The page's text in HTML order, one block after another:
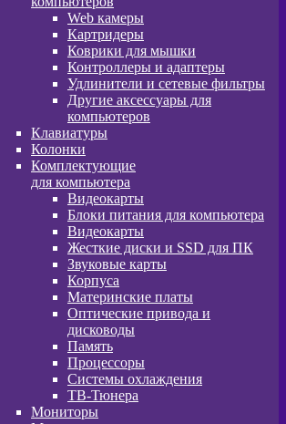
Web камеры
Картридеры
Коврики для мышки
Контроллеры и адаптеры
Удлинители и сетевые фильтры
Другие аксессуары для
компьютеров
Клавиатуры
Колонки
Комплектующие
для компьютера
Видеокарты
Блоки питания для компьютера
Видеокарты
Жесткие диски и SSD для ПК
Звуковые карты
Корпуса
Материнские платы
Оптические привода и
дисководы
Память
Процессоры
Системы охлаждения
ТВ-Тюнера
Мониторы